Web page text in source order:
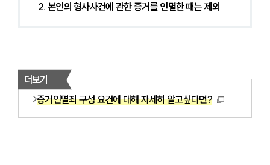
2. 본인의 형사사건에 관한 증거를 인멸한 때는 제외
더보기
증거인멸죄 구성 요건에 대해 자세히 알고싶다면?